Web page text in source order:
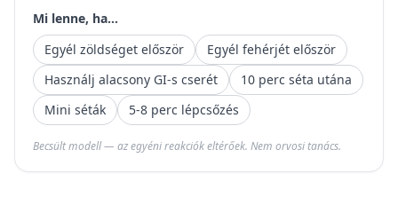
Mi lenne, ha...
Egyél zöldséget először
Egyél fehérjét először
Használj alacsony GI-s cserét
10 perc séta utána
Mini séták
5-8 perc lépcsőzés
Becsült modell — az egyéni reakciók eltérőek. Nem orvosi tanács.